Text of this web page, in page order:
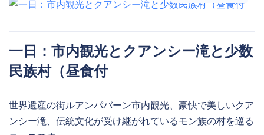
一日：市内観光とクアンシー滝と少数
民族村（昼食付
世界遺産の街ルアンパバーン市内観光、豪快で美しいクア
ンシー滝、伝統文化が受け継がれているモン族の村を巡る